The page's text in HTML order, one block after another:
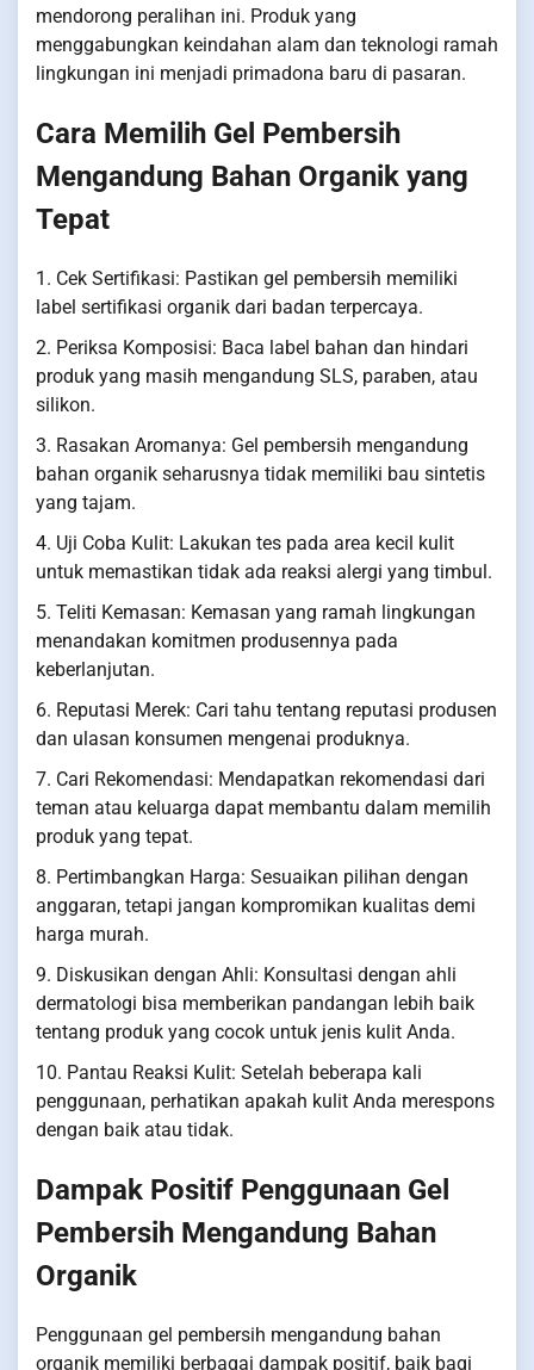
mendorong peralihan ini. Produk yang
menggabungkan keindahan alam dan teknologi ramah
lingkungan ini menjadi primadona baru di pasaran.
Cara Memilih Gel Pembersih
Mengandung Bahan Organik yang
Tepat
1. Cek Sertifikasi: Pastikan gel pembersih memiliki
label sertifikasi organik dari badan terpercaya.
2. Periksa Komposisi: Baca label bahan dan hindari
produk yang masih mengandung SLS, paraben, atau
silikon.
3. Rasakan Aromanya: Gel pembersih mengandung
bahan organik seharusnya tidak memiliki bau sintetis
yang tajam.
4. Uji Coba Kulit: Lakukan tes pada area kecil kulit
untuk memastikan tidak ada reaksi alergi yang timbul.
5. Teliti Kemasan: Kemasan yang ramah lingkungan
menandakan komitmen produsennya pada
keberlanjutan.
6. Reputasi Merek: Cari tahu tentang reputasi produsen
dan ulasan konsumen mengenai produknya.
7. Cari Rekomendasi: Mendapatkan rekomendasi dari
teman atau keluarga dapat membantu dalam memilih
produk yang tepat.
8. Pertimbangkan Harga: Sesuaikan pilihan dengan
anggaran, tetapi jangan kompromikan kualitas demi
harga murah.
9. Diskusikan dengan Ahli: Konsultasi dengan ahli
dermatologi bisa memberikan pandangan lebih baik
tentang produk yang cocok untuk jenis kulit Anda.
10. Pantau Reaksi Kulit: Setelah beberapa kali
penggunaan, perhatikan apakah kulit Anda merespons
dengan baik atau tidak.
Dampak Positif Penggunaan Gel
Pembersih Mengandung Bahan
Organik
Penggunaan gel pembersih mengandung bahan
organik memiliki berbagai dampak positif, baik bagi